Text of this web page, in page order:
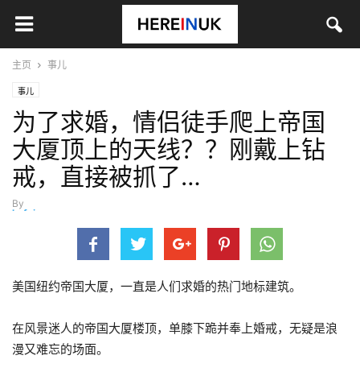
主页 事儿
事儿
为了求婚，情侣徒手爬上帝国
大厦顶上的天线？？刚戴上钻
戒，直接被抓了…
By
hefei
美国纽约帝国大厦，一直是人们求婚的热门地标建筑。
在风景迷人的帝国大厦楼顶，单膝下跪并奉上婚戒，无疑是浪
漫又难忘的场面。